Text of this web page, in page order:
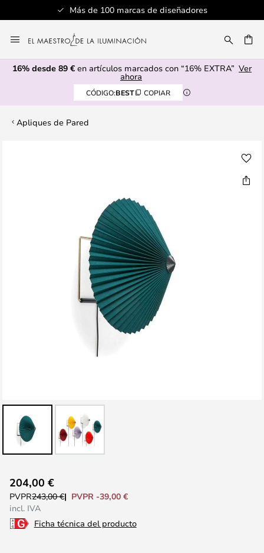
Más de 100 marcas de diseñadores
al
contenido
16% desde 89 € en artículos marcados con “16% EXTRA” Ver
ahora
CÓDIGO:BEST COPIAR
Apliques de Pared
comienzo
de
204,00 €
PVPR243,00 €
PVPR -39,00 €
incl. IVA
Ficha técnica del producto